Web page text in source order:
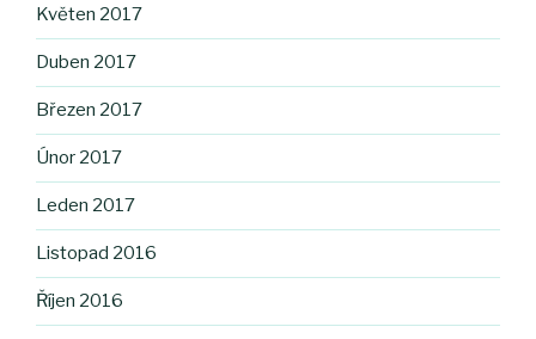
Květen 2017
Duben 2017
Březen 2017
Únor 2017
Leden 2017
Listopad 2016
Říjen 2016